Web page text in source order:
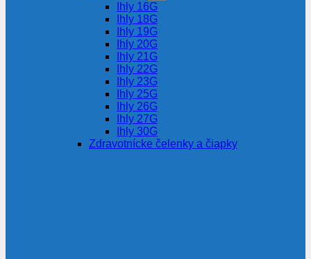
Ihly 16G
Ihly 18G
Ihly 19G
Ihly 20G
Ihly 21G
Ihly 22G
Ihly 23G
Ihly 25G
Ihly 26G
Ihly 27G
Ihly 30G
Zdravotnícke čelenky a čiapky